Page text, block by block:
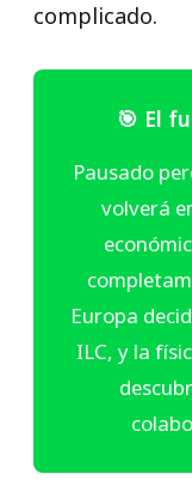
complicado.
🎯 El
Pausado
volverá
Europa
ILC, y la